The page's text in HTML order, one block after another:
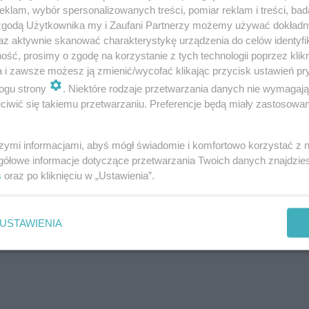
kierowca
że zawinił kierowca, Volodymyr K. Według ustaleń
nie dostosował prędkości do podjętego manewru
98 km/h, a następnie gwałtownie zwolnił do prędkości
wybór spersonalizowanych treści, pomiar reklam i treści,
Użytkownika my i Zaufani Partnerzy możemy używać
aktywnie skanować charakterystykę urządzenia do celów
prosimy o zgodę na korzystanie z tych technologii poprzez
i zawsze możesz ją zmienić/wycofać klikając przycisk ustawień
strony
. Niektóre rodzaje przetwarzania danych nie
się takiemu przetwarzaniu. Preferencje będą miały
informacjami, abyś mógł świadomie i komfortowo korzystać z
informacje dotyczące przetwarzania Twoich danych
oraz po kliknięciu w „Ustawienia”.
USTAWIENIA